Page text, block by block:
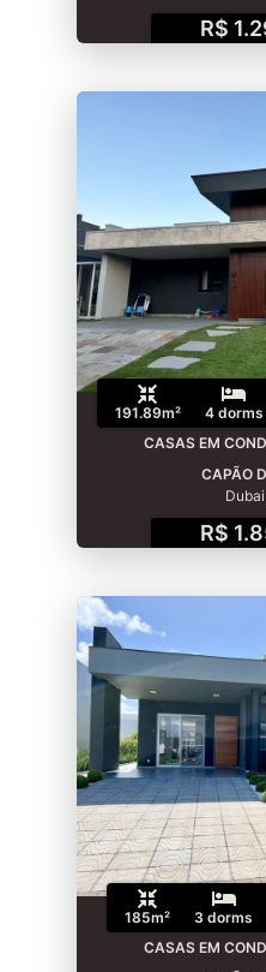
R$
191.89m² 4 dorms
CASAS EM
CAPÃO
R$
185m² 3 dorms
CASAS EM